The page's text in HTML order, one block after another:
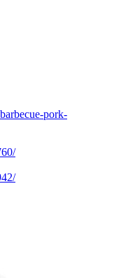
pork-